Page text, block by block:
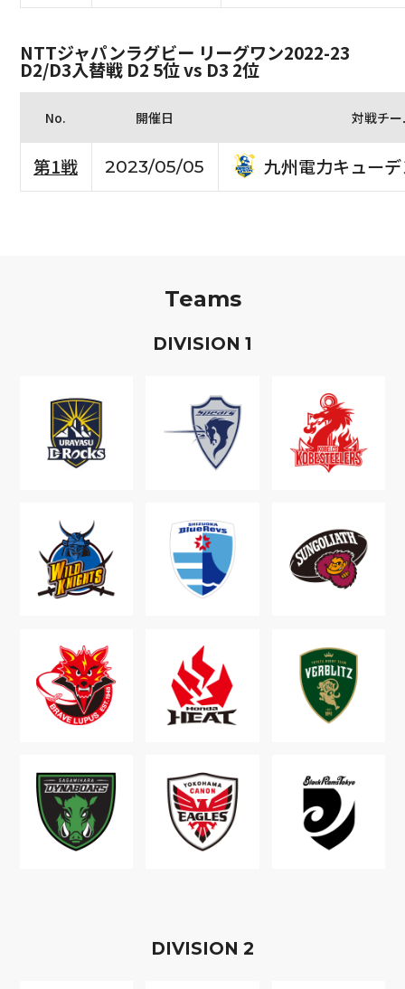
NTTジャパンラグビー リーグワン2022-23
D2/D3入替戦 D2 5位 vs D3 2位
No. 開催日 対戦チ
第1戦 2023/05/05 九州電力キュー
Teams
DIVISION 1
DIVISION 2